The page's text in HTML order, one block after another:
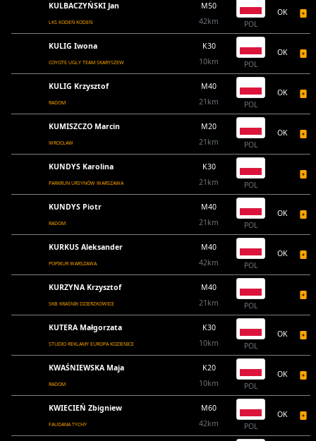
KULBACZYŃSKI Jan
LKS KODEŃ KODEŃ
M50
42km
POL
OK
KULIG Iwona
COYOTE UGLY TEAM SKARYSZEW
K30
10km
POL
OK
KULIG Krzysztof
RADOM
M40
21km
POL
OK
KUMISZCZO Marcin
WROCŁAW
M20
21km
POL
OK
KUNDYS Karolina
PARKRUN URSYNÓW WARSZAWA
K30
21km
POL
KUNDYS Piotr
RADOM
M40
21km
POL
OK
KURKUS Aleksander
POPIKUR WARSZAWA
M40
42km
POL
OK
KURZYNA Krzysztof
SKB KRAŚNIK DZIERZKOWICE
M40
21km
POL
KUTERA Małgorzata
STUDIO REKLAMY EUROPA KOZIENICE
K30
10km
POL
OK
KWAŚNIEWSKA Maja
RADOM
K20
10km
POL
OK
KWIECIEŃ Zbigniew
FAUDANA TYCHY
M60
42km
POL
OK